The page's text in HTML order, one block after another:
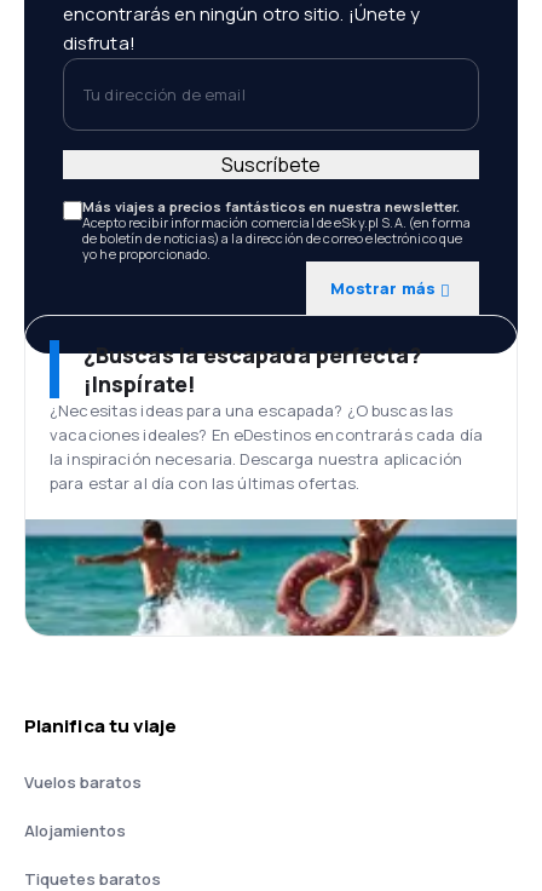
encontrarás en ningún otro sitio. ¡Únete y
disfruta!
Tu dirección de email
Más viajes a precios fantásticos en nuestra newsletter.
Acepto recibir información comercial de eSky.pl S.A. (en forma
de boletín de noticias) a la dirección de correo electrónico que
yo he proporcionado.
Mostrar más
Suscríbete
¿Buscas la escapada perfecta?
¡Inspírate!
¿Necesitas ideas para una escapada? ¿O buscas las
vacaciones ideales? En eDestinos encontrarás cada día
la inspiración necesaria. Descarga nuestra aplicación
para estar al día con las últimas ofertas.
Planifica tu viaje
Vuelos baratos
Alojamientos
Tiquetes baratos